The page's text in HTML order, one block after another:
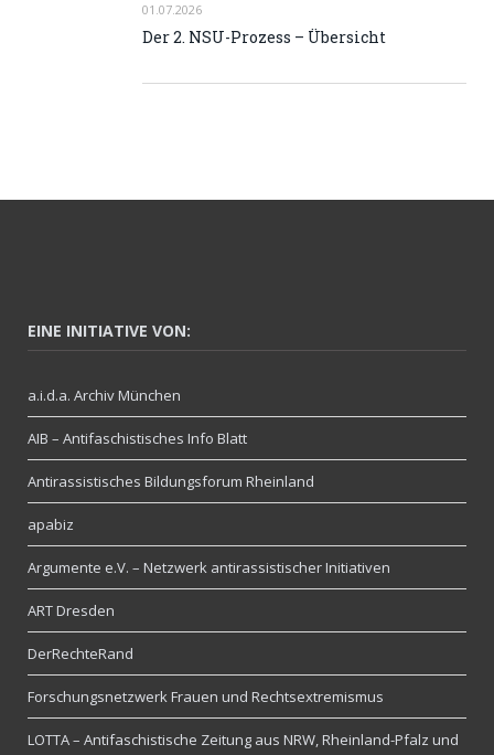
01.07.2026
Der 2. NSU-Prozess – Übersicht
EINE INITIATIVE VON:
a.i.d.a. Archiv München
AIB – Antifaschistisches Info Blatt
Antirassistisches Bildungsforum Rheinland
apabiz
Argumente e.V. – Netzwerk antirassistischer Initiativen
ART Dresden
DerRechteRand
Forschungsnetzwerk Frauen und Rechtsextremismus
LOTTA – Antifaschistische Zeitung aus NRW, Rheinland-Pfalz und